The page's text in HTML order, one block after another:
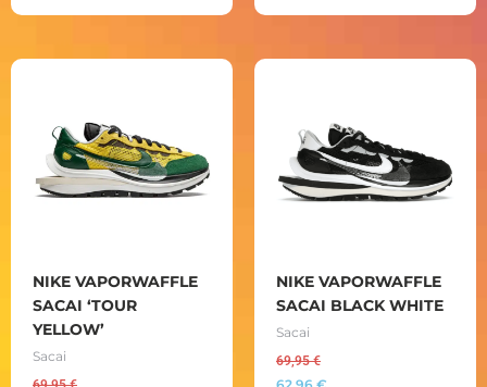
NIKE VAPORWAFFLE
SACAI ‘TOUR
YELLOW’
Sacai
NIKE VAPORWAFFLE
SACAI BLACK WHITE
Sacai
69,95€